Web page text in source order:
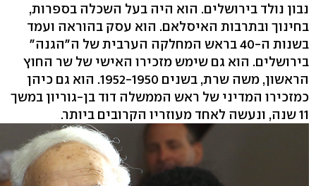
נבון נולד בירושלים. הוא היה בעל השכלה בספרות,
בחינוך ובתרבות האיסלאם. הוא עסק בהוראה ועמד
בשנות ה-40 בראש המחלקה הערבית של ה"הגנה"
בירושלים. הוא גם שימש מזכירו האישי של שר החוץ
הראשון, משה שרת, בשנים 1952-1950. הוא גם כיהן
כמזכירו המדיני של ראש הממשלה דוד בן-גוריון במשך
11 שנה, ונעשה לאחד מעוזריו הקרובים ביותר.